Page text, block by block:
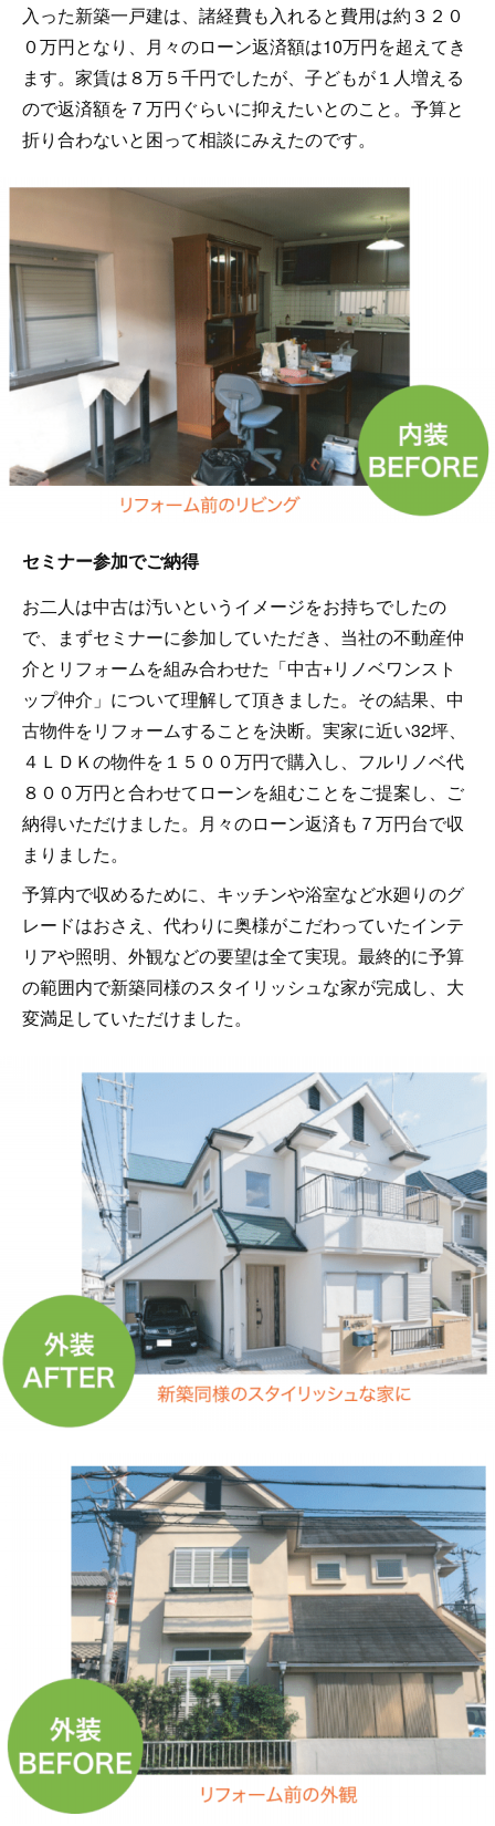
入った新築一戸建は、諸経費も入れると費用は約３２０
０万円となり、月々のローン返済額は10万円を超えてき
ます。家賃は８万５千円でしたが、子どもが１人増える
ので返済額を７万円ぐらいに抑えたいとのこと。予算と
折り合わないと困って相談にみえたのです。
セミナー参加でご納得
お二人は中古は汚いというイメージをお持ちでしたの
で、まずセミナーに参加していただき、当社の不動産仲
介とリフォームを組み合わせた「中古+リノベワンスト
ップ仲介」について理解して頂きました。その結果、中
古物件をリフォームすることを決断。実家に近い32坪、
４ＬＤＫの物件を１５００万円で購入し、フルリノベ代
８００万円と合わせてローンを組むことをご提案し、ご
納得いただけました。月々のローン返済も７万円台で収
まりました。
予算内で収めるために、キッチンや浴室など水廻りのグ
レードはおさえ、代わりに奥様がこだわっていたインテ
リアや照明、外観などの要望は全て実現。最終的に予算
の範囲内で新築同様のスタイリッシュな家が完成し、大
変満足していただけました。